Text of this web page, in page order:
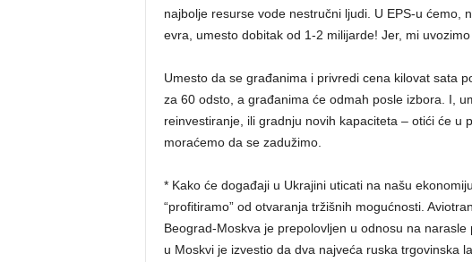
najbolje resurse vode nestručni ljudi. U EPS-u ćemo,
evra, umesto dobitak od 1-2 milijarde! Jer, mi
Umesto da se građanima i privredi cena kilovat sata
za 60 odsto, a građanima će odmah posle izbora. I,
reinvestiranje, ili gradnju novih kapaciteta – otići će u
moraćemo da se zadužimo.
* Kako će događaji u Ukrajini uticati na našu
“profitiramo” od otvaranja tržišnih mogućnosti.
Beograd-Moskva je prepolovljen u odnosu na
u Moskvi je izvestio da dva najveća ruska trgovinska